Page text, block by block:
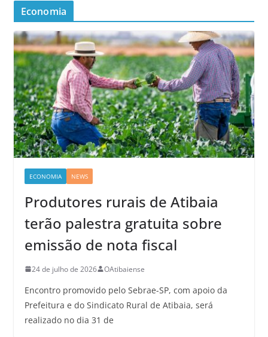
Economia
ECONOMIA NEWS
Produtores rurais de Atibaia
terão palestra gratuita sobre
emissão de nota fiscal
24 de julho de 2026 OAtibaiense
Encontro promovido pelo Sebrae-SP, com apoio da
Prefeitura e do Sindicato Rural de Atibaia, será
realizado no dia 31 de